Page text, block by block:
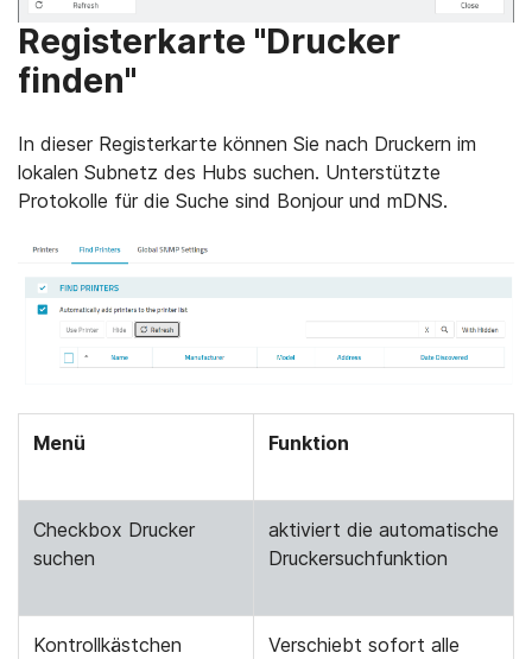
Registerkarte "Drucker
finden"
In dieser Registerkarte können Sie nach Druckern im
lokalen Subnetz des Hubs suchen. Unterstützte
Protokolle für die Suche sind Bonjour und mDNS.
Menü Funktion
Checkbox Drucker
suchen
aktiviert die automatische
Druckersuchfunktion
Kontrollkästchen
Verschiebt sofort alle